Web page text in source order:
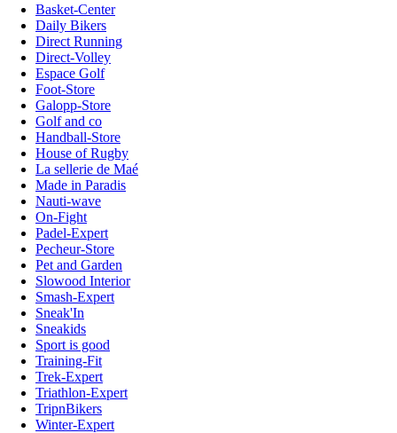
Basket-Center
Daily Bikers
Direct Running
Direct-Volley
Espace Golf
Foot-Store
Galopp-Store
Golf and co
Handball-Store
House of Rugby
La sellerie de Maé
Made in Paradis
Nauti-wave
On-Fight
Padel-Expert
Pecheur-Store
Pet and Garden
Slowood Interior
Smash-Expert
Sneak'In
Sneakids
Sport is good
Training-Fit
Trek-Expert
Triathlon-Expert
TripnBikers
Winter-Expert